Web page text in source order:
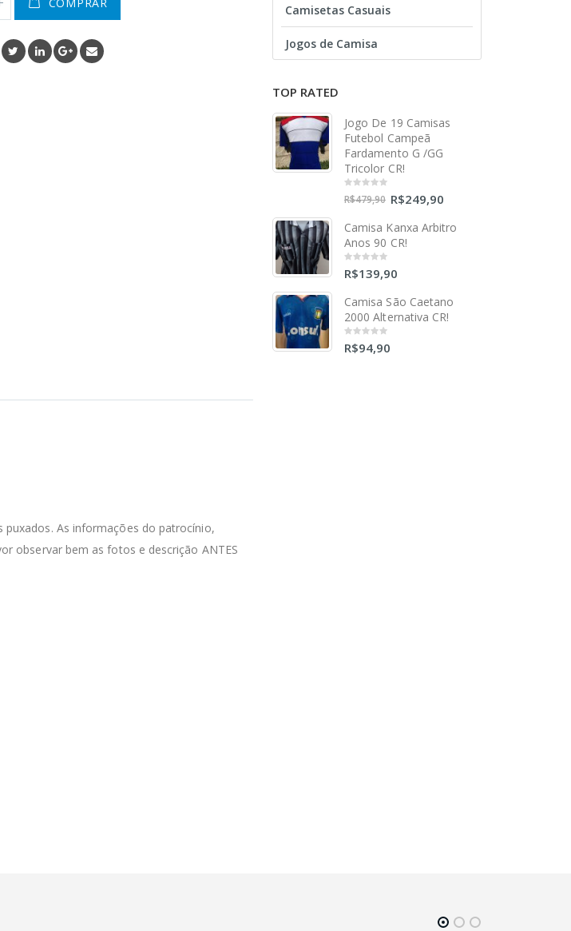
puxados. As informações do patrocínio,
observar bem as fotos e descrição ANTES
Camisetas Casuais
Jogos de Camisa
TOP RATED
Jogo De 19 Camisas
Futebol Campeã
Fardamento G /GG
Tricolor CR!
0
out
5
R$479,90 R$249,90
Camisa Kanxa Arbitro
Anos 90 CR!
0
out
5
R$139,90
Camisa São Caetano
2000 Alternativa CR!
0
out
R$94,90